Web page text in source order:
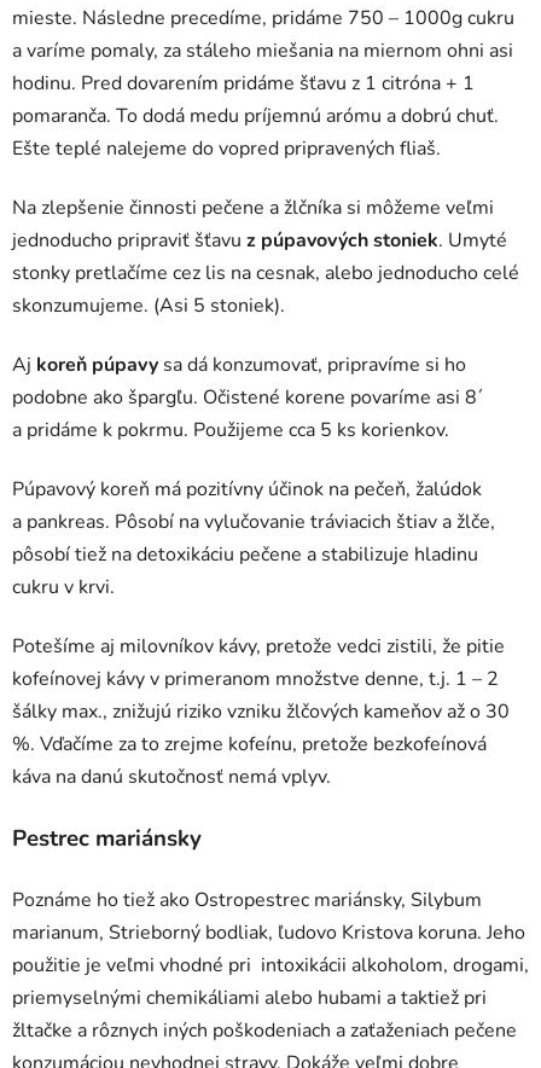
mieste. Následne precedíme, pridáme 750 – 1000g cukru
a varíme pomaly, za stáleho miešania na miernom ohni asi
hodinu. Pred dovarením pridáme šťavu z 1 citróna + 1
pomaranča. To dodá medu príjemnú arómu a dobrú chuť.
Ešte teplé nalejeme do vopred pripravených fliaš.
Na zlepšenie činnosti pečene a žlčníka si môžeme veľmi
jednoducho pripraviť šťavu z púpavových stoniek. Umyté
stonky pretlačíme cez lis na cesnak, alebo jednoducho celé
skonzumujeme. (Asi 5 stoniek).
Aj koreň púpavy sa dá konzumovať, pripravíme si ho
podobne ako špargľu. Očistené korene povaríme asi 8´
a pridáme k pokrmu. Použijeme cca 5 ks korienkov.
Púpavový koreň má pozitívny účinok na pečeň, žalúdok
a pankreas. Pôsobí na vylučovanie tráviacich štiav a žlče,
pôsobí tiež na detoxikáciu pečene a stabilizuje hladinu
cukru v krvi.
Potešíme aj milovníkov kávy, pretože vedci zistili, že pitie
kofeínovej kávy v primeranom množstve denne, t.j. 1 – 2
šálky max., znižujú riziko vzniku žlčových kameňov až o 30
%. Vďačíme za to zrejme kofeínu, pretože bezkofeínová
káva na danú skutočnosť nemá vplyv.
Pestrec mariánsky
Poznáme ho tiež ako Ostropestrec mariánsky, Silybum
marianum, Strieborný bodliak, ľudovo Kristova koruna. Jeho
použitie je veľmi vhodné pri intoxikácii alkoholom, drogami,
priemyselnými chemikáliami alebo hubami a taktiež pri
žltačke a rôznych iných poškodeniach a zaťaženiach pečene